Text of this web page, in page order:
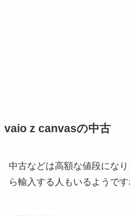
vaio z canvasの中古
中古などは高額な値段にな
ら輸入する人もいるようです